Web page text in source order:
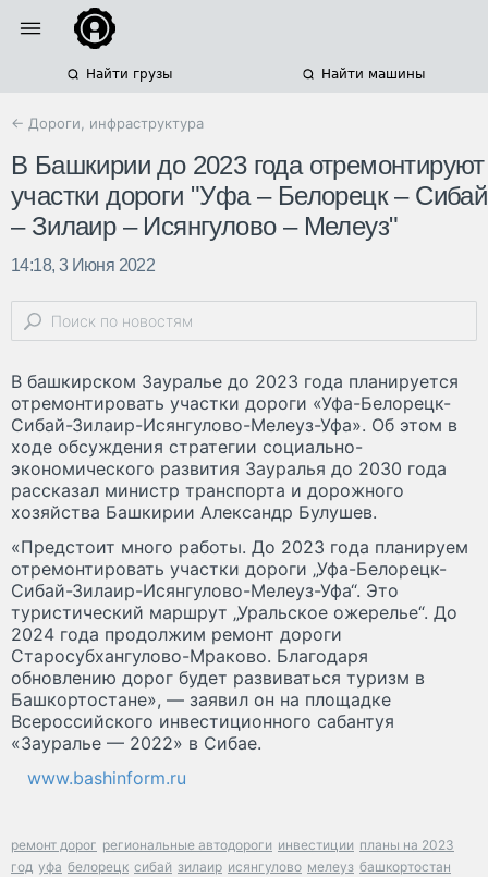
Найти грузы Найти машины
← Дороги, инфраструктура
В Башкирии до 2023 года отремонтируют
участки дороги "Уфа – Белорецк – Сибай
– Зилаир – Исянгулово – Мелеуз"
14:18, 3 Июня 2022
В башкирском Зауралье до 2023 года планируется
отремонтировать участки дороги «Уфа-Белорецк-
Сибай-Зилаир-Исянгулово-Мелеуз-Уфа». Об этом в
ходе обсуждения стратегии социально-
экономического развития Зауралья до 2030 года
рассказал министр транспорта и дорожного
хозяйства Башкирии Александр Булушев.
«Предстоит много работы. До 2023 года планируем
отремонтировать участки дороги „Уфа-Белорецк-
Сибай-Зилаир-Исянгулово-Мелеуз-Уфа“. Это
туристический маршрут „Уральское ожерелье“. До
2024 года продолжим ремонт дороги
Старосубхангулово-Мраково. Благодаря
обновлению дорог будет развиваться туризм в
Башкортостане», — заявил он на площадке
Всероссийского инвестиционного сабантуя
«Зауралье — 2022» в Сибае.
www.bashinform.ru
ремонт дорог региональные автодороги инвестиции планы на 2023
год уфа белорецк сибай зилаир исянгулово мелеуз башкортостан